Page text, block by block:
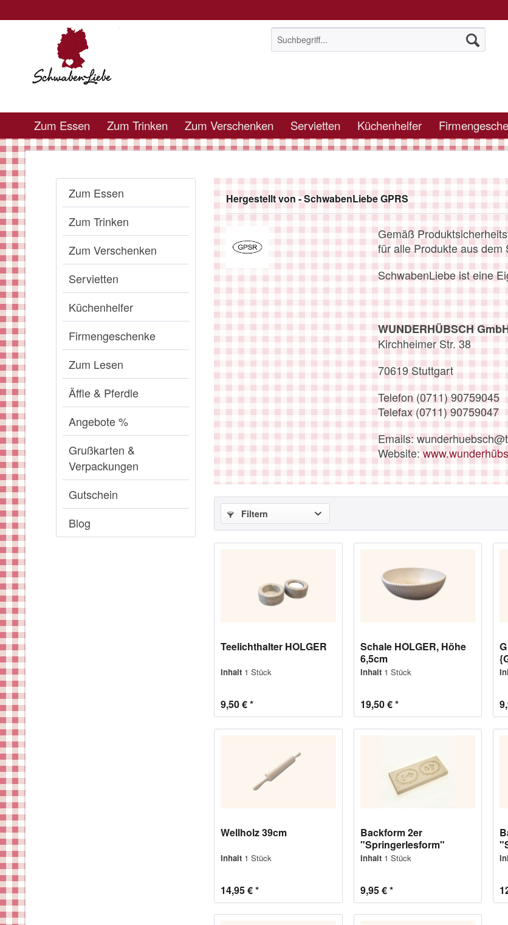
Zum Essen Zum Trinken Zum Verschenken Servietten Küchenhelfer
Zum Essen
Zum Trinken
Zum Verschenken
Servietten
Küchenhelfer
Firmengeschenke
Zum Lesen
Äffle & Pferdle
Angebote %
Grußkarten &
Verpackungen
Gutschein
Blog
Hergestellt von - SchwabenLiebe GPRS
Gemäß
für alle Produkte aus
SchwabenLiebe ist eine
WUNDERHÜBSCH
Kirchheimer Str. 38
70619 Stuttgart
Telefon (0711) 90759045
Telefax (0711) 90759047
Emails:
Website:
Filtern
Teelichthalter HOLGER
Inhalt 1 Stück
9,50 € *
Schale HOLGER, Höhe
6,5cm
Inhalt 1 Stück
19,50 € *
Wellholz 39cm
Inhalt 1 Stück
14,95 € *
Backform 2er
"Springerlesform"
Inhalt 1 Stück
9,95 € *